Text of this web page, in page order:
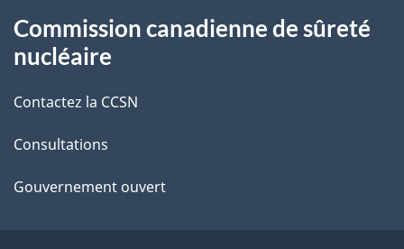
a
i
l
s
d
propos
ce
site
Commission canadienne de sûreté
nucléaire
Contactez la CCSN
Consultations
Gouvernement ouvert